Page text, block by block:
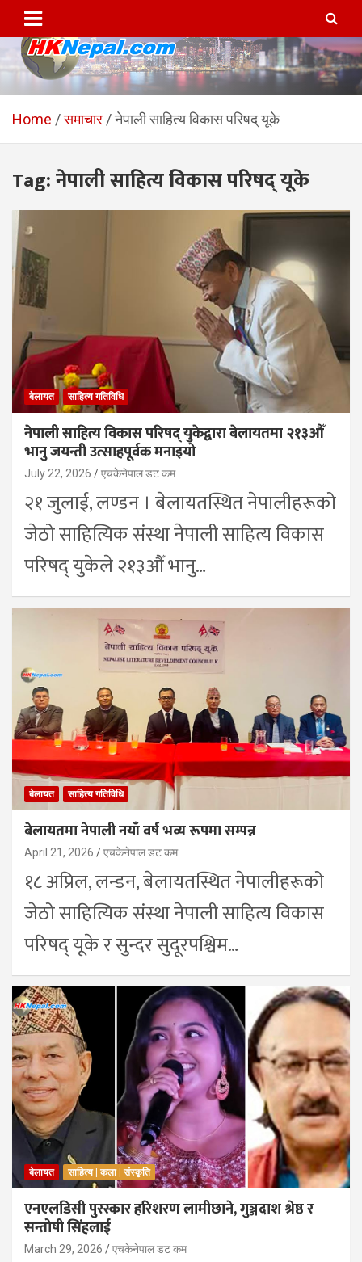
content
HKNepal.com – हङकङबाट
सञ्चालित पहिलो नेपाली अनलाईन
पत्रिका
hknepal, hknepal.com, hk nepal, hk nepal com
Home समाचार नेपाली साहित्य विकास परिषद् यूके
Tag:नेपाली साहित्य विकास परिषद् यूके
बेलायत साहित्य गतिविधि
नेपाली साहित्य विकास परिषद् युकेद्वारा बेलायतमा २१३औँ
भानु जयन्ती उत्साहपूर्वक मनाइयो
July 22, 2026 एचकेनेपाल डट कम
२१ जुलाई, लण्डन । बेलायतस्थित नेपालीहरूको
जेठो साहित्यिक संस्था नेपाली साहित्य विकास
परिषद् युकेले २१३औँ भानु…
बेलायत साहित्य गतिविधि
बेलायतमा नेपाली नयाँ वर्ष भव्य रूपमा सम्पन्न
April 21, 2026 एचकेनेपाल डट कम
१८ अप्रिल, लन्डन, बेलायतस्थित नेपालीहरूको
जेठो साहित्यिक संस्था नेपाली साहित्य विकास
परिषद् यूके र सुन्दर सुदूरपश्चिम…
बेलायत साहित्य | कला | संस्कृति
एनएलडिसी पुरस्कार हरिशरण लामीछाने, गुञ्जदाश श्रेष्ठ र
सन्तोषी सिंहलाई
March 29, 2026 एचकेनेपाल डट कम